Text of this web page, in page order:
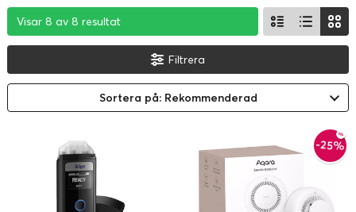
Visar 8 av 8 resultat
Visar 8 av 8 resultat
Visar 8 av 8 resultat
Filtrera
Sortera på: Rekommenderad
-25%